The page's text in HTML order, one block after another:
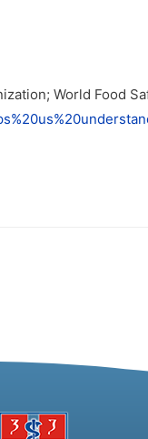
World Food